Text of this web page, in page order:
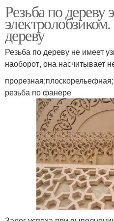
Резьба по дереву
дереву
Резьба по дереву не имеет
наоборот, она насчитывает
резьба по фанере